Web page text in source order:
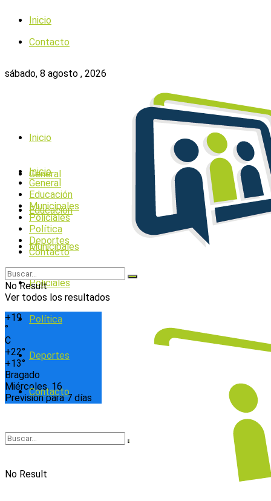
Inicio
Contacto
sábado, 8 agosto , 2026
+19
°
C
+22°
+13°
Bragado
Miércoles, 16
Previsión para 7 días
Inicio
General
Educación
Municipales
Policiales
Política
Deportes
Contacto
No Result
Inicio
General
Educación
Municipales
Policiales
Política
Deportes
Contacto
No Result
Ver todos los resultados